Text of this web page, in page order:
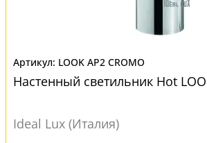
LOOK AP2 CROMO
Настенный светильник Hot
Ideal Lux (Италия)